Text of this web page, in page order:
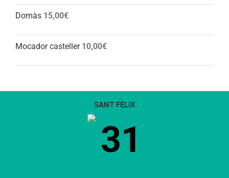
Domàs 15,00€
Mocador casteller 10,00€
SANT FÈLIX
31